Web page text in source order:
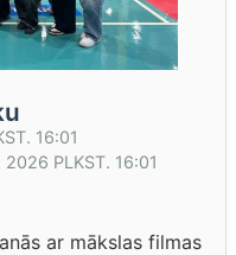
16:01
2026 PLKST. 16:01
ar mākslas filmas